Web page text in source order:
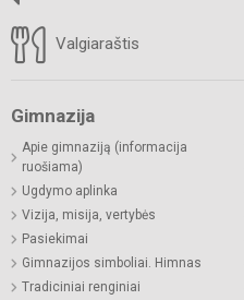
Valgiaraštis
Gimnazija
Apie gimnaziją (informacija
ruošiama)
Ugdymo aplinka
Vizija, misija, vertybės
Pasiekimai
Gimnazijos simboliai. Himnas
Tradiciniai renginiai